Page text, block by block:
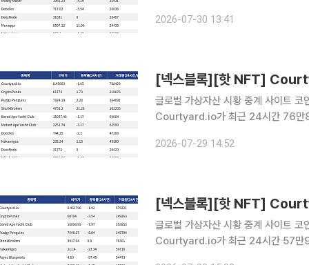
래량 28만9350달러를 기록하며 바
2026-07-30 13:41
글로벌 가상자산 시황 중계 사이트
Courtyard.io가 최근 24시간 76만
시간 거래량 21만8676달러를 기록
2026-07-29 14:52
글로벌 가상자산 시황 중계 사이트
Courtyard.io가 최근 24시간 57만